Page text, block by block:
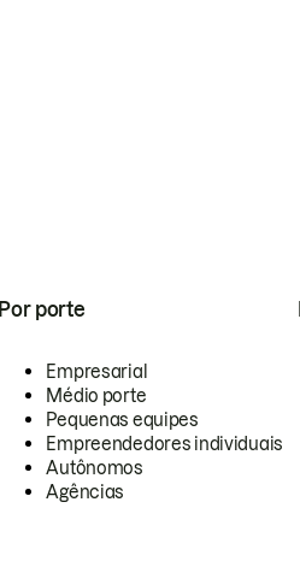
Por porte
Empresarial
Médio porte
Pequenas equipes
Empreendedores individuais
Autônomos
Agências